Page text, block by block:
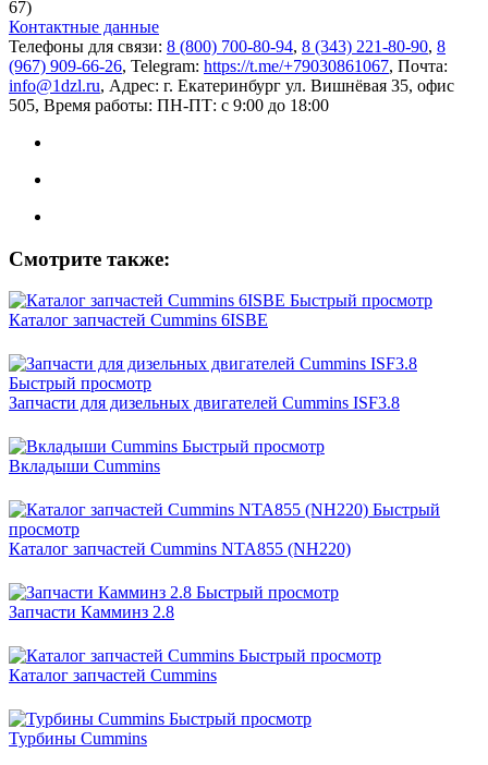
67)
Контактные данные
Телефоны для связи: 8 (800) 700-80-94, 8 (343) 221-80-90, 8
(967) 909-66-26, Telegram: https://t.me/+79030861067, Почта:
info@1dzl.ru, Адрес: г. Екатеринбург ул. Вишнёвая 35, офис
505, Время работы: ПН-ПТ: с 9:00 до 18:00
Смотрите также:
Быстрый просмотр
Каталог запчастей Cummins 6ISBE
Быстрый просмотр
Запчасти для дизельных двигателей Cummins ISF3.8
Быстрый просмотр
Вкладыши Cummins
Быстрый
просмотр
Каталог запчастей Cummins NTA855 (NH220)
Быстрый просмотр
Запчасти Камминз 2.8
Быстрый просмотр
Каталог запчастей Cummins
Быстрый просмотр
Турбины Cummins